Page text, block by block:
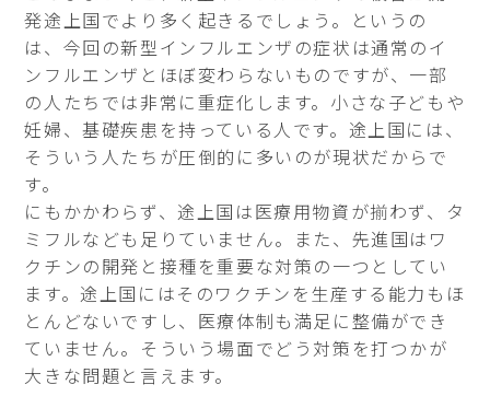
発途上国でより多く起きるでしょう。というの
は、今回の新型インフルエンザの症状は通常のイ
ンフルエンザとほぼ変わらないものですが、一部
の人たちでは非常に重症化します。小さな子どもや
妊婦、基礎疾患を持っている人です。途上国には、
そういう人たちが圧倒的に多いのが現状だからで
す。
にもかかわらず、途上国は医療用物資が揃わず、タ
ミフルなども足りていません。また、先進国はワ
クチンの開発と接種を重要な対策の一つとしてい
ます。途上国にはそのワクチンを生産する能力もほ
とんどないですし、医療体制も満足に整備ができ
ていません。そういう場面でどう対策を打つかが
大きな問題と言えます。